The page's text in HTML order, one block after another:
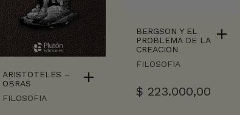
ARISTOTELES –
OBRAS
FILOSOFIA
BERGSON Y EL
PROBLEMA DE LA
CREACION
FILOSOFIA
$ 223.000,00